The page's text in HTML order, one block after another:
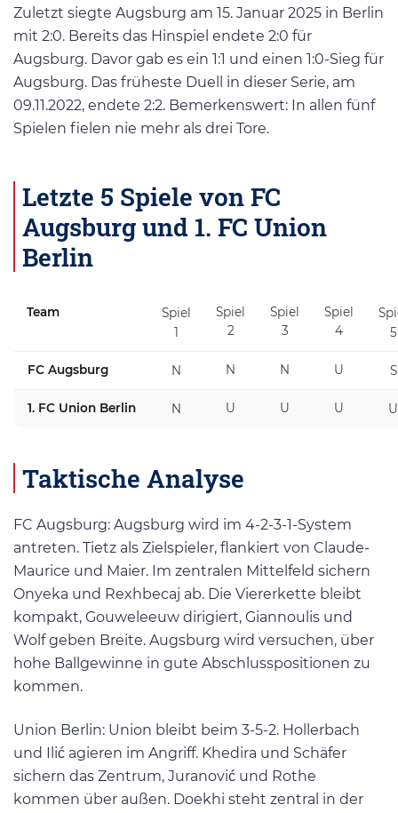
Zuletzt siegte Augsburg am 15. Januar 2025 in Berlin
mit 2:0. Bereits das Hinspiel endete 2:0 für
Augsburg. Davor gab es ein 1:1 und einen 1:0-Sieg für
Augsburg. Das früheste Duell in dieser Serie, am
09.11.2022, endete 2:2. Bemerkenswert: In allen fünf
Spielen fielen nie mehr als drei Tore.
Letzte 5 Spiele von FC
Augsburg und 1. FC Union
Berlin
Team
Spiel
1
Spiel
2
Spiel
3
Spiel
4
5
FC Augsburg N N N U S
1. FC Union Berlin N U U U U
Taktische Analyse
FC Augsburg: Augsburg wird im 4-2-3-1-System
antreten. Tietz als Zielspieler, flankiert von Claude-
Maurice und Maier. Im zentralen Mittelfeld sichern
Onyeka und Rexhbecaj ab. Die Viererkette bleibt
kompakt, Gouweleeuw dirigiert, Giannoulis und
Wolf geben Breite. Augsburg wird versuchen, über
hohe Ballgewinne in gute Abschlusspositionen zu
kommen.
Union Berlin: Union bleibt beim 3-5-2. Hollerbach
und Ilić agieren im Angriff. Khedira und Schäfer
sichern das Zentrum, Juranović und Rothe
kommen über außen. Doekhi steht zentral in der